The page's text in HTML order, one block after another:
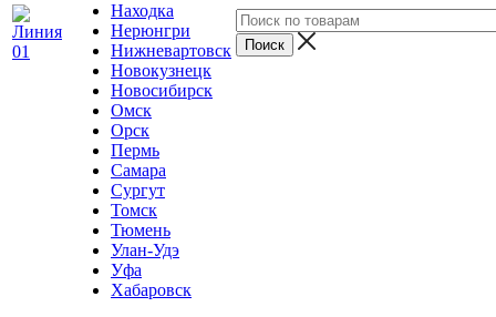
Находка
Нерюнгри
Нижневартовск
Новокузнецк
Новосибирск
Омск
Орск
Пермь
Самара
Сургут
Томск
Тюмень
Улан-Удэ
Уфа
Хабаровск